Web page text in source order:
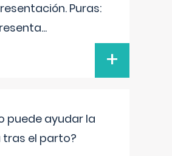
Puras:
...
+
puede ayudar la
tras el parto?